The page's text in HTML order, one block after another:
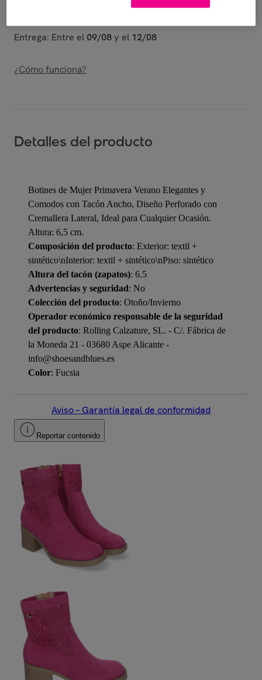
Entrega: Entre el 09/08y el 12/08
¿Cómo funciona?
Detalles del producto
Botines de Mujer Primavera Verano Elegantes y
Comodos con Tacón Ancho, Diseño Perforado con
Cremallera Lateral, Ideal para Cualquier Ocasión.
Altura: 6,5 cm.
Composición del producto: Exterior: textil +
sintético\nInterior: textil + sintético\nPiso: sintético
Altura del tacón (zapatos): 6.5
Advertencias y seguridad: No
Colección del producto: Otoño/Invierno
Operador económico responsable de la seguridad
del producto: Rolling Calzature, SL. - C/. Fábrica de
la Moneda 21 - 03680 Aspe Alicante -
info@shoesandblues.es
Color: Fucsia
Aviso – Garantía legal de conformidad
Reportar contenido